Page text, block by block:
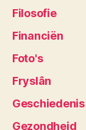
Filosofie
Financiën
Foto's
Fryslân
Geschiedenis
Gezondheid